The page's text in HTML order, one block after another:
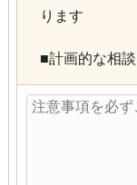
ります
■計画的な相